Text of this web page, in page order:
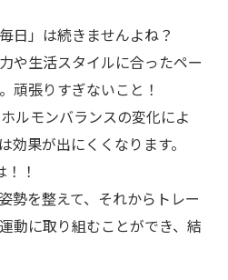
日」は続きませんよね？
や生活スタイルに合ったペー
頑張りすぎないこと！
ルモンバランスの変化によ
効果が出にくくなります。
！
勢を整えて、それからトレー
動に取り組むことができ、結